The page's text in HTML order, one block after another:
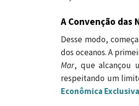
A Convenção das
Desse modo,
dos oceanos. A
Mar, que alcançou
respeitando um
Econômica Exclusiva